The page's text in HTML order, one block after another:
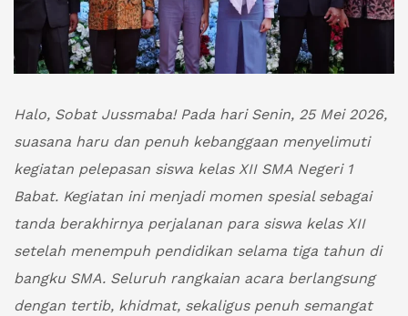
Halo, Sobat Jussmaba! Pada hari Senin, 25 Mei 2026,
suasana haru dan penuh kebanggaan menyelimuti
kegiatan pelepasan siswa kelas XII SMA Negeri 1
Babat. Kegiatan ini menjadi momen spesial sebagai
tanda berakhirnya perjalanan para siswa kelas XII
setelah menempuh pendidikan selama tiga tahun di
bangku SMA. Seluruh rangkaian acara berlangsung
dengan tertib, khidmat, sekaligus penuh semangat